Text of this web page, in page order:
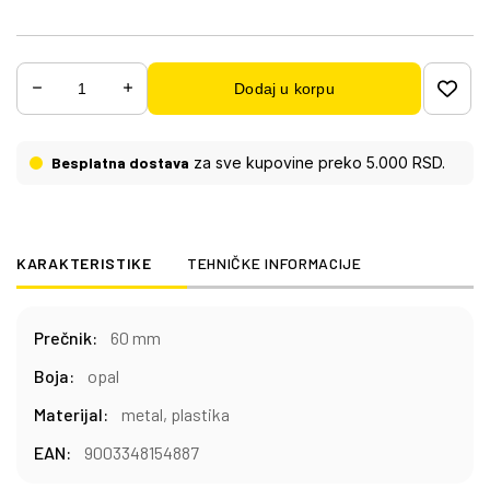
Dodaj u korpu
Besplatna dostava za sve kupovine preko 5.000 RSD.
KARAKTERISTIKE TEHNIČKE INFORMACIJE
Prečnik:
60 mm
Boja:
opal
Materijal:
metal, plastika
EAN:
9003348154887